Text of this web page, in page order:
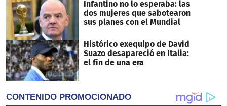
Infantino no lo esperaba: las
dos mujeres que sabotearon
sus planes con el Mundial
Histórico exequipo de David
Suazo desapareció en Italia:
el fin de una era